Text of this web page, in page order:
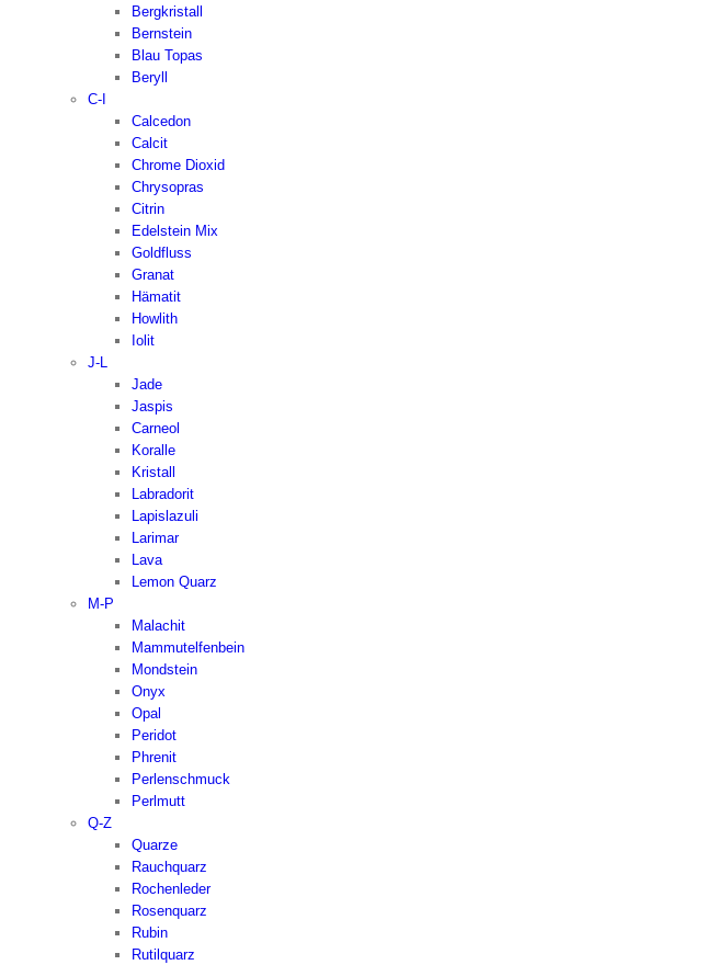
Bergkristall
Bernstein
Blau Topas
Beryll
C-I
Calcedon
Calcit
Chrome Dioxid
Chrysopras
Citrin
Edelstein Mix
Goldfluss
Granat
Hämatit
Howlith
Iolit
J-L
Jade
Jaspis
Carneol
Koralle
Kristall
Labradorit
Lapislazuli
Larimar
Lava
Lemon Quarz
M-P
Malachit
Mammutelfenbein
Mondstein
Onyx
Opal
Peridot
Phrenit
Perlenschmuck
Perlmutt
Q-Z
Quarze
Rauchquarz
Rochenleder
Rosenquarz
Rubin
Rutilquarz